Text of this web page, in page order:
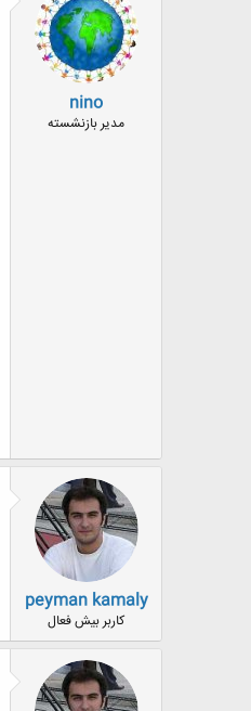
nino
مدیر بازنشسته
peyman kamaly
کاربر بیش فعال